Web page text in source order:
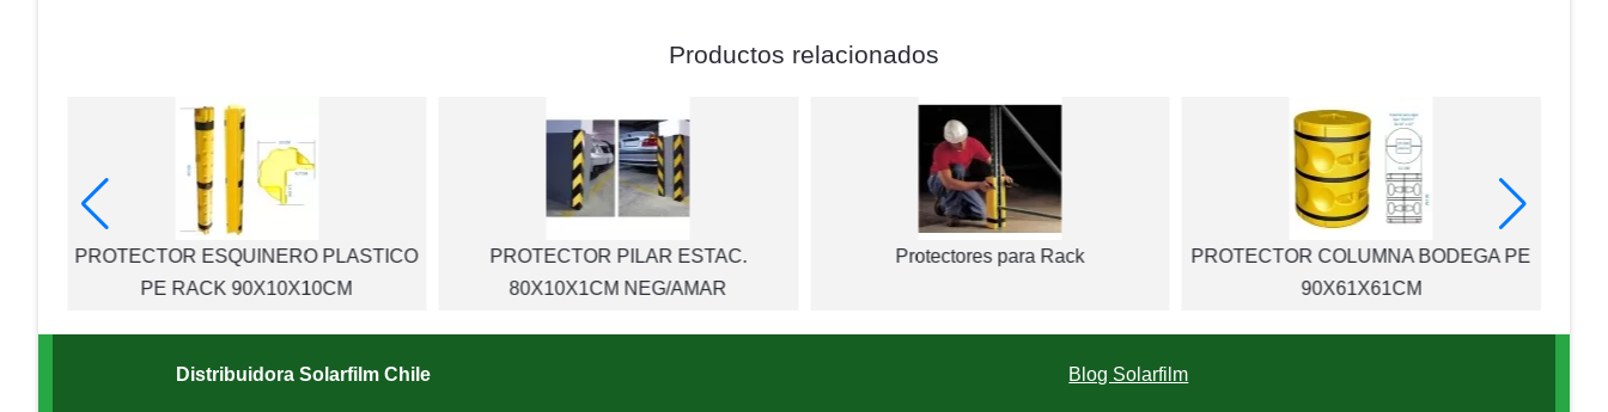
Productos relacionados
PROTECTOR ESQUINERO PLASTICO
PE RACK 90X10X10CM
PROTECTOR PILAR ESTAC.
80X10X1CM NEG/AMAR
Protectores para Rack
PROTECTOR COLUMNA BODEGA PE
90X61X61CM
Distribuidora Solarfilm Chile Blog Solarfilm